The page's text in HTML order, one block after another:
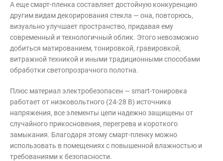
А еще смарт-пленка составляет достойную конкуренцию
другим видам декорирования стекла — она, повторюсь,
визуально улучшает пространство, придавая ему
современный и технологичный облик. Этого невозможно
добиться матированием, тонировкой, гравировкой,
витражной техникой и иными традиционными способами
обработки светопрозрачного полотна.
Плюс материал электробезопасен — smart-тонировка
работает от низковольтного (24-28 В) источника
напряжения, все элементы цепи надежно защищены от
случайного прикосновения, перегрева и короткого
замыкания. Благодаря этому смарт-пленку можно
использовать в помещениях с повышенной влажностью и
требованиями к безопасности.